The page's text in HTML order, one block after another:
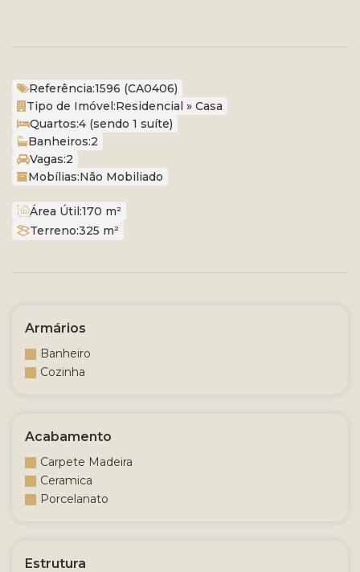
Referência:1596 (CA0406)
Tipo de Imóvel:Residencial » Casa
Quartos:4 (sendo 1 suíte)
Banheiros:2
Vagas:2
Mobílias:Não Mobiliado
Área Útil:170 m²
Terreno:325 m²
Armários
Banheiro
Cozinha
Acabamento
Carpete Madeira
Ceramica
Porcelanato
Estrutura